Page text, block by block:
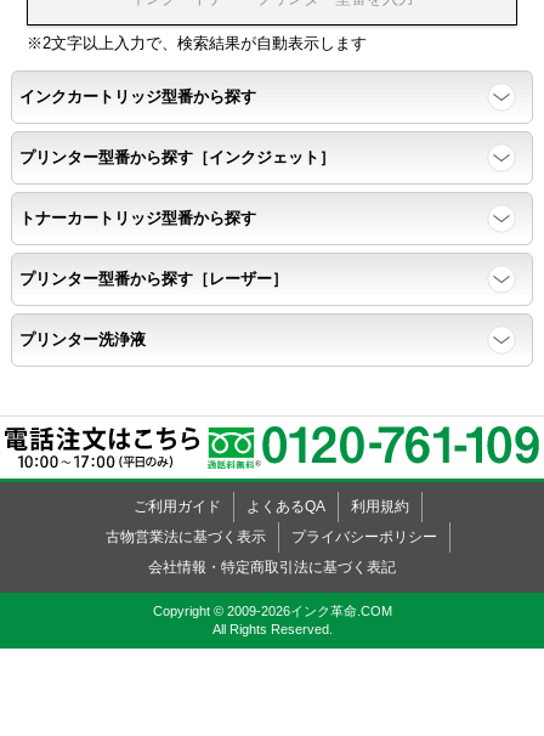
浸透性テスト用のサンプルを印刷する。
任意の色を背景として使用し、
背景と違う色で8号サイズのArialフォントで
鮮明に印刷できること。
速乾性
互換性テストサンプルを5ページ連続印刷する。
飛び散り
標準カラーサンプル /
互換性テストサンプルを印刷する。
印刷の仕上がりが精細で均一であり、
インクの飛び散りもない。
※2文字以上入力で、検索結果が自動表示します
インクカートリッジ型番から探す
プリンター型番から探す［インクジェット］
トナーカートリッジ型番から探す
プリンター型番から探す［レーザー］
プリンター洗浄液
ご利用ガイド よくあるQA
利用規約
古物営業法に基づく表示
プライバシーポリシー
会社情報・特定商取引法に基づく表記
Copyright © 2009-2026インク革命.COM
All Rights Reserved.